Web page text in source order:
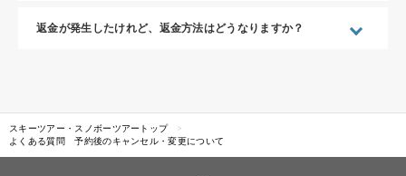
返金が発生したけれど、返金方法はどうなりますか？
スキーツアー・スノボーツアートップ
よくある質問 予約後のキャンセル・変更について